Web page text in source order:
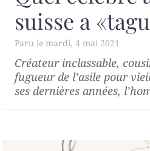
suisse a
mardi, 4 mai 2021
Créateur inclassable,
fugueur de l’asile pour
ses dernières années,